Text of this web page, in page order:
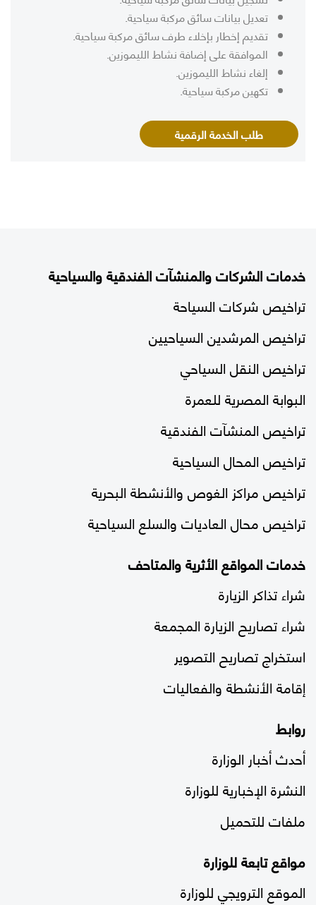
تعديل بيانات سائق مركبة سياحية.
تقديم إخطار بإخلاء طرف سائق مركبة سياحية.
الموافقة على إضافة نشاط الليموزين.
إلغاء نشاط الليموزين.
تكهين مركبة سياحية.
طلب الخدمة الرقمية
خدمات الشركات والمنشآت الفندقية والسياحية
تراخيص شركات السياحة
تراخيص المرشدين السياحيين
تراخيص النقل السياحي
البوابة المصرية للعمرة
تراخيص المنشآت الفندقية
تراخيص المحال السياحية
تراخيص مراكز الغوص والأنشطة البحرية
تراخيص محال العاديات والسلع السياحية
خدمات المواقع الأثرية والمتاحف
شراء تذاكر الزيارة
شراء تصاريح الزيارة المجمعة
استخراج تصاريح التصوير
إقامة الأنشطة والفعاليات
روابط
أحدث أخبار الوزارة
النشرة الإخبارية للوزارة
ملفات للتحميل
مواقع تابعة للوزارة
الموقع الترويجي للوزارة